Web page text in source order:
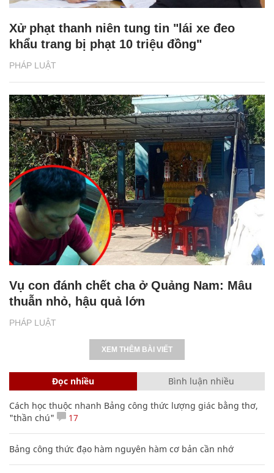
PHÁP LUẬT
Xử phạt thanh niên tung tin "lái xe đeo
khẩu trang bị phạt 10 triệu đồng"
PHÁP LUẬT
Vụ con đánh chết cha ở Quảng Nam: Mâu
thuẫn nhỏ, hậu quả lớn
XEM THÊM BÀI VIẾT
Đọc nhiều Bình luận nhiều
Cách học thuộc nhanh Bảng công thức lượng giác bằng thơ,
"thần chú"
17
Bảng công thức đạo hàm nguyên hàm cơ bản cần nhớ